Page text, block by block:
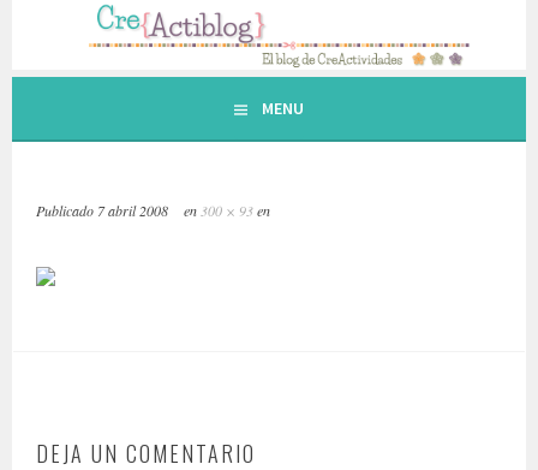
contenido.
MENU
Publicado 7 abril 2008 en 300 × 93en
DEJA UN COMENTARIO